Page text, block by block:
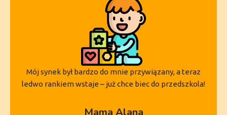
Mój synek był bardzo do mnie przywiązany, a teraz
ledwo rankiem wstaje – już chce biec do przedszkola!
Mama Alana